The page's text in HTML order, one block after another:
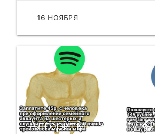
16 НОЯБРЯ
Алгоритмы Spotify 🎧